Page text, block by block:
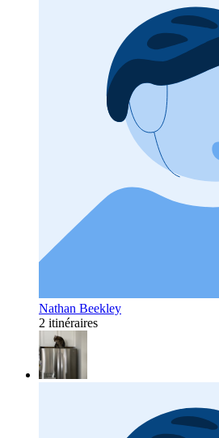
Nathan Beekley
2 itinéraires